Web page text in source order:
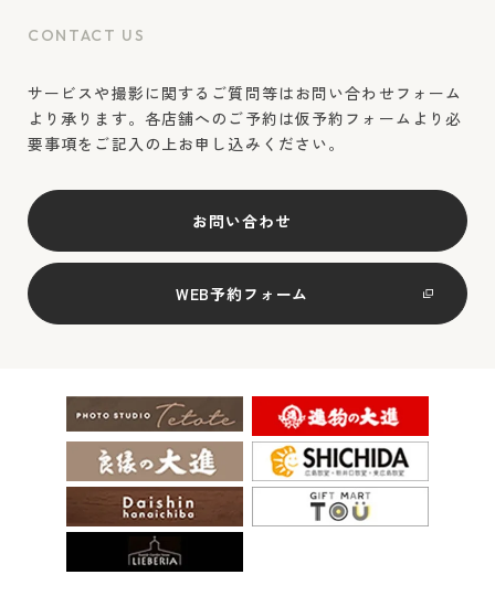
CONTACT US
サービスや撮影に関するご質問等はお問い合わせフォーム
より承ります。各店舗へのご予約は仮予約フォームより必
要事項をご記入の上お申し込みください。
お問い合わせ
WEB予約フォーム